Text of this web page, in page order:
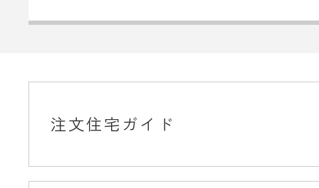
注文住宅ガイド